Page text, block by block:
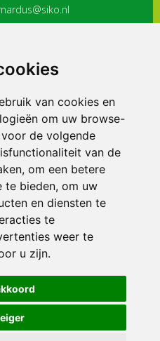
van cookies en
om uw browse-
de volgende
van de
, om een betere
te bieden, om uw
en diensten te
te
weer te
u zijn.
VAN
rechten voorbehouden
|RSIN en Anbi
MindOffice